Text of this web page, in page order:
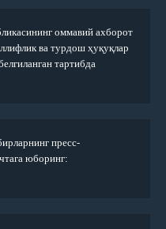
оммавий ахборот
ва турдош ҳуқуқлар
тартибда
пресс-
юборинг: